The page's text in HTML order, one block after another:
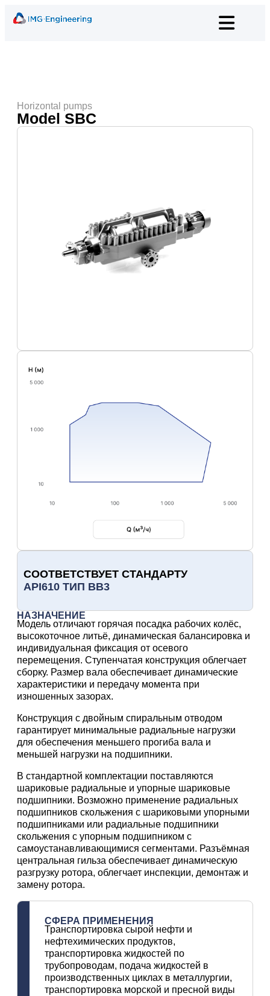
НАЗНАЧЕНИЕ
Модель отличают горячая посадка рабочих колёс,
высокоточное литьё, динамическая балансировка и
индивидуальная фиксация от осевого
перемещения. Ступенчатая конструкция облегчает
сборку. Размер вала обеспечивает динамические
характеристики и передачу момента при
изношенных зазорах.
Конструкция с двойным спиральным отводом
гарантирует минимальные радиальные нагрузки
для обеспечения меньшего прогиба вала и
меньшей нагрузки на подшипники.
В стандартной комплектации поставляются
шариковые радиальные и упорные шариковые
подшипники. Возможно применение радиальных
подшипников скольжения с шариковыми упорными
подшипниками или радиальные подшипники
скольжения с упорным подшипником с
самоустанавливающимися сегментами. Разъёмная
центральная гильза обеспечивает динамическую
разгрузку ротора, облегчает инспекции, демонтаж и
замену ротора.
СФЕРА ПРИМЕНЕНИЯ
Транспортировка сырой нефти и
нефтехимических продуктов,
транспортировка жидкостей по
трубопроводам, подача жидкостей в
производственных циклах в металлургии,
транспортировка морской и пресной виды
Horizontal pumps
Model SBC
СООТВЕТСТВУЕТ СТАНДАРТУ
API610 ТИП BB3